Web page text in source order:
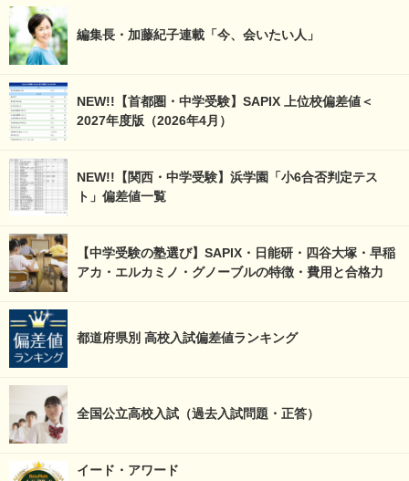
編集長・加藤紀子連載「今、会いたい人」
NEW!!【首都圏・中学受験】SAPIX 上位校偏差値＜
2027年度版（2026年4月）
NEW!!【関西・中学受験】浜学園「小6合否判定テス
ト」偏差値一覧
【中学受験の塾選び】SAPIX・日能研・四谷大塚・早稲
アカ・エルカミノ・グノーブルの特徴・費用と合格力
都道府県別 高校入試偏差値ランキング
全国公立高校入試（過去入試問題・正答）
イード・アワード